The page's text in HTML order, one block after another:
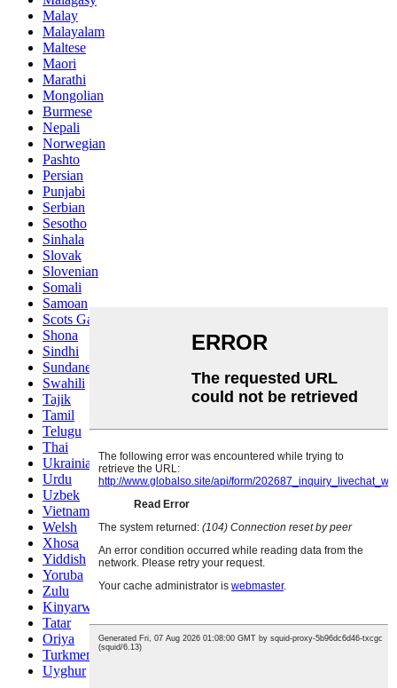
Malay
Malayalam
Maltese
Maori
Marathi
Mongolian
Burmese
Nepali
Norwegian
Pashto
Persian
Punjabi
Serbian
Sesotho
Sinhala
Slovak
Slovenian
Somali
Samoan
Scots Gaelic
Shona
Sindhi
Sundanese
Swahili
Tajik
Tamil
Telugu
Thai
Ukrainian
Urdu
Uzbek
Vietnamese
Welsh
Xhosa
Yiddish
Yoruba
Zulu
Kinyarwanda
Tatar
Oriya
Turkmen
Uyghur